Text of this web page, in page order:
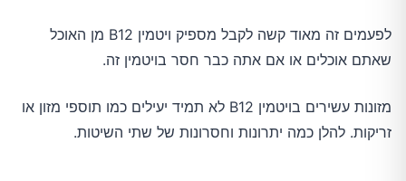
לפעמים זה מאוד קשה לקבל מספיק ויטמין B12 מן האוכל
שאתם אוכלים או אם אתה כבר חסר בויטמין זה.
מזונות עשירים בויטמין B12 לא תמיד יעילים כמו תוספי מזון או
זריקות. להלן כמה יתרונות וחסרונות של שתי השיטות.